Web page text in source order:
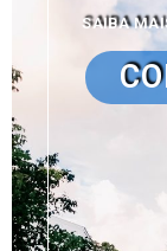
SAIBA